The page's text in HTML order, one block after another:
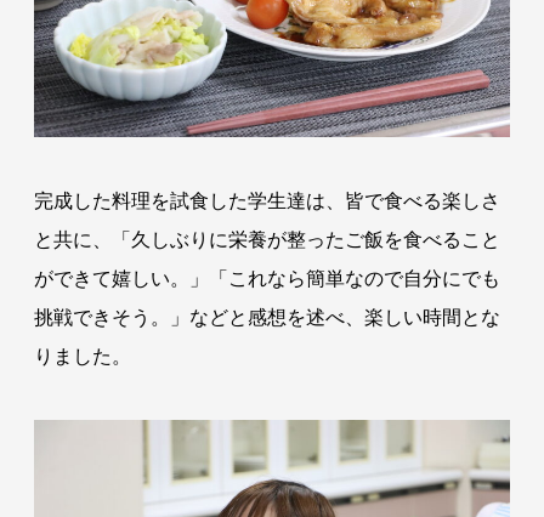
完成した料理を試食した学生達は、皆で食べる楽しさ
と共に、「久しぶりに栄養が整ったご飯を食べること
ができて嬉しい。」「これなら簡単なので自分にでも
挑戦できそう。」などと感想を述べ、楽しい時間とな
りました。